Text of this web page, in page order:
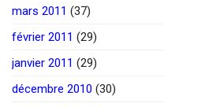
mars 2011 (37)
février 2011 (29)
janvier 2011 (29)
décembre 2010 (30)